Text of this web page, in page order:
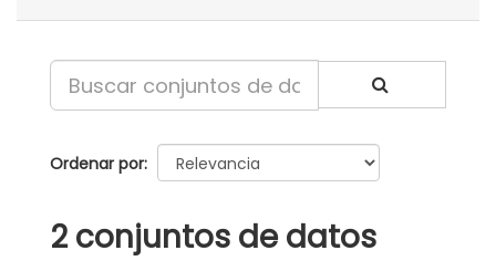
Ordenar por
2 conjuntos de datos